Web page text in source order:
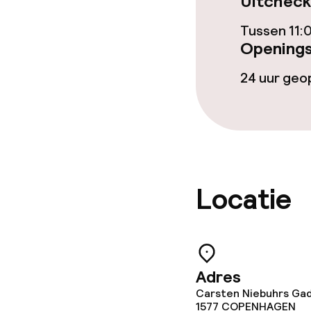
Tussen
24 uur
Locatie
Adres
Carsten Niebuhrs
1577 COPENHAGEN